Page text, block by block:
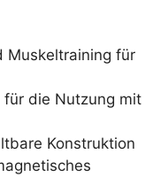
Muskeltraining für
die Nutzung mit
Konstruktion